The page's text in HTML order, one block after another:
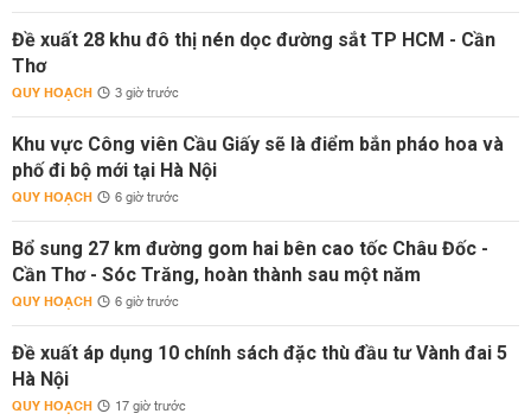
Đề xuất 28 khu đô thị nén dọc đường sắt TP HCM - Cần
Thơ
QUY HOẠCH 3 giờ trước
Khu vực Công viên Cầu Giấy sẽ là điểm bắn pháo hoa và
phố đi bộ mới tại Hà Nội
QUY HOẠCH 6 giờ trước
Bổ sung 27 km đường gom hai bên cao tốc Châu Đốc -
Cần Thơ - Sóc Trăng, hoàn thành sau một năm
QUY HOẠCH 6 giờ trước
Đề xuất áp dụng 10 chính sách đặc thù đầu tư Vành đai 5
Hà Nội
QUY HOẠCH 17 giờ trước